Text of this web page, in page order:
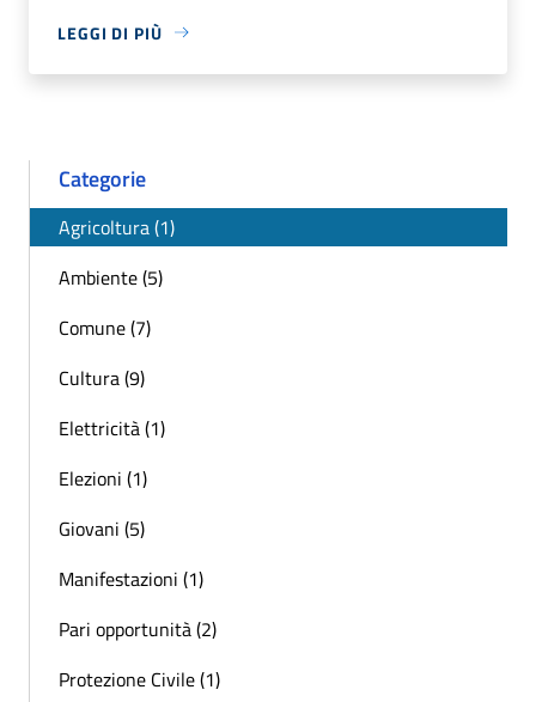
LEGGI DI PIÙ
Categorie
Agricoltura (1)
Ambiente (5)
Comune (7)
Cultura (9)
Elettricità (1)
Elezioni (1)
Giovani (5)
Manifestazioni (1)
Pari opportunità (2)
Protezione Civile (1)